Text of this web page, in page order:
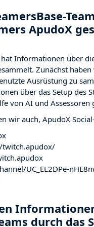
ApudoX
hat Informationen über
Zunächst
Ausrüstung zu
über das Setup des
von AI und Assessoren
wir auch, ApudoX
twitch.apudox/
UC_EL2DPe-
durch das